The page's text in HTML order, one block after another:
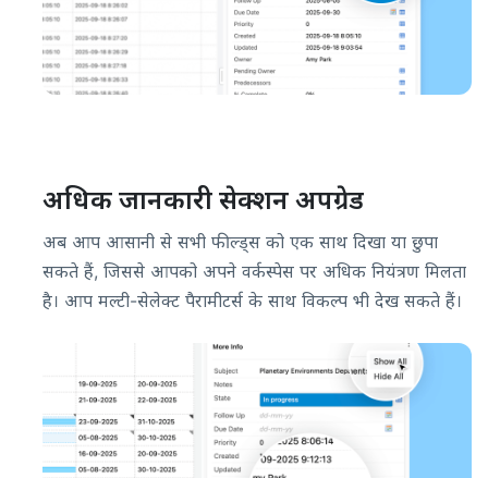
अधिक जानकारी सेक्शन अपग्रेड
अब आप आसानी से सभी फील्ड्स को एक साथ दिखा या छुपा
सकते हैं, जिससे आपको अपने वर्कस्पेस पर अधिक नियंत्रण मिलता
है। आप मल्टी-सेलेक्ट पैरामीटर्स के साथ विकल्प भी देख सकते हैं।